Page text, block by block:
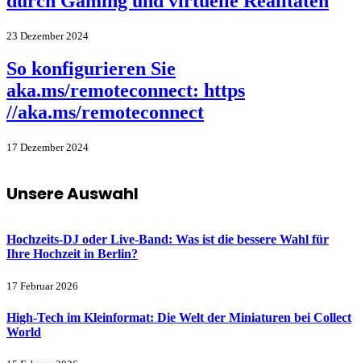
23 Dezember 2024
So konfigurieren Sie
aka.ms/remoteconnect: https
//aka.ms/remoteconnect
17 Dezember 2024
Unsere Auswahl
Hochzeits-DJ oder Live-Band: Was ist die bessere Wahl für
Ihre Hochzeit in Berlin?
17 Februar 2026
High-Tech im Kleinformat: Die Welt der Miniaturen bei Collect
World